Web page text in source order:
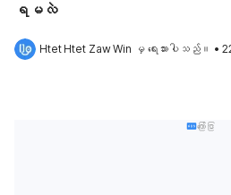
ရမလဲ
Htet Htet Zaw Win မှ ရေးသားပါသည်။ •
ကြော်ငြာ